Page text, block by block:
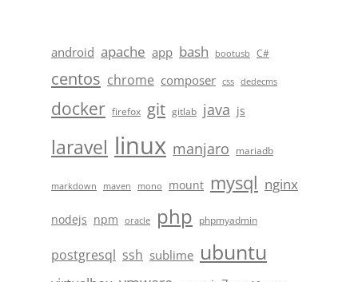
android apache app bash bootusb C#
centos chrome composer css dedecms
docker firefox git gitlab java js
laravel linux manjaro mariadb
markdown maven mono mount mysql nginx
nodejs npm oracle php phpmyadmin
postgresql ssh sublime ubuntu